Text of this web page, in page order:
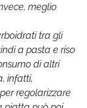
meglio
tra gli
a pasta e riso
di altri
infatti,
regolarizzare